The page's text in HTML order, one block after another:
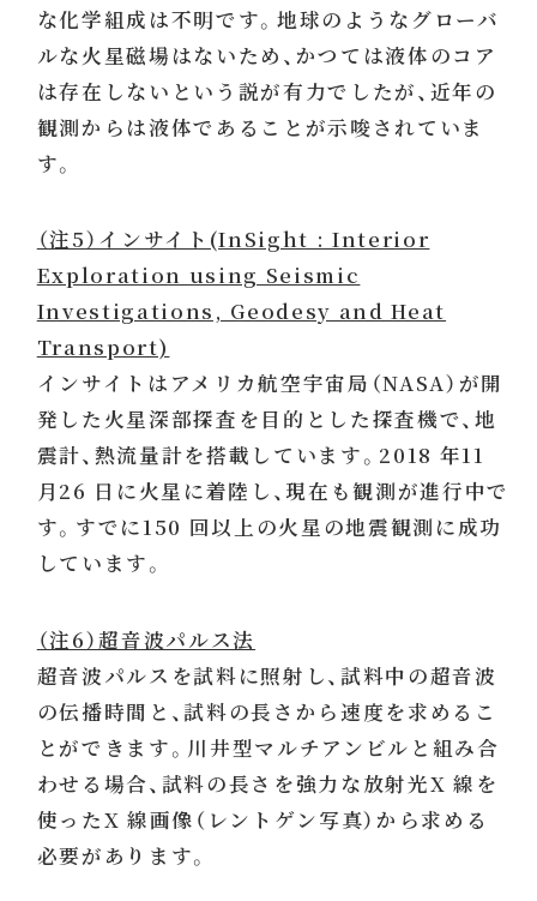
な化学組成は不明です。地球のようなグローバ
ルな火星磁場はないため、かつては液体のコア
は存在しないという説が有力でしたが、近年の
観測からは液体であることが示唆されていま
す。
（注5）インサイト(InSight : Interior
Exploration using Seismic
Investigations, Geodesy and Heat
Transport)
インサイトはアメリカ航空宇宙局（NASA）が開
発した火星深部探査を目的とした探査機で、地
震計、熱流量計を搭載しています。2018 年11
月26 日に火星に着陸し、現在も観測が進行中で
す。すでに150 回以上の火星の地震観測に成功
しています。
（注6）超音波パルス法
超音波パルスを試料に照射し、試料中の超音波
の伝播時間と、試料の長さから速度を求めるこ
とができます。川井型マルチアンビルと組み合
わせる場合、試料の長さを強力な放射光X 線を
使ったX 線画像（レントゲン写真）から求める
必要があります。